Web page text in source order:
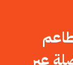
عبر